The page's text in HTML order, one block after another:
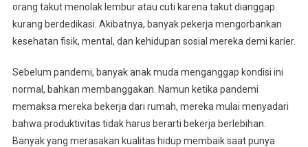
orang takut menolak lembur atau cuti karena takut dianggap
kurang berdedikasi. Akibatnya, banyak pekerja mengorbankan
kesehatan fisik, mental, dan kehidupan sosial mereka demi karier.
Sebelum pandemi, banyak anak muda menganggap kondisi ini
normal, bahkan membanggakan. Namun ketika pandemi
memaksa mereka bekerja dari rumah, mereka mulai menyadari
bahwa produktivitas tidak harus berarti bekerja berlebihan.
Banyak yang merasakan kualitas hidup membaik saat punya